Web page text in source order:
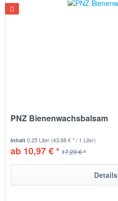
PNZ Bienenwachsbalsam
Inhalt0.25 Liter (43,88 € * / 1 Liter)
ab 10,97 € * 17,20 € *
Details